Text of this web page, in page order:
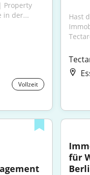
Property
in der...
Vollzeit
Hast
für